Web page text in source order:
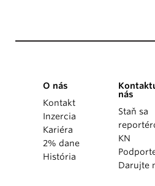
O nás
Kontakt
Inzercia
Kariéra
2% dane
História
nás
Staň sa
KN
Darujte